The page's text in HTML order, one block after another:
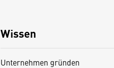
Wissen
Unternehmen gründen